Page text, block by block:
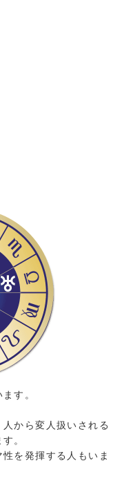
す。
から変人扱いされる
。
を発揮する人もいま